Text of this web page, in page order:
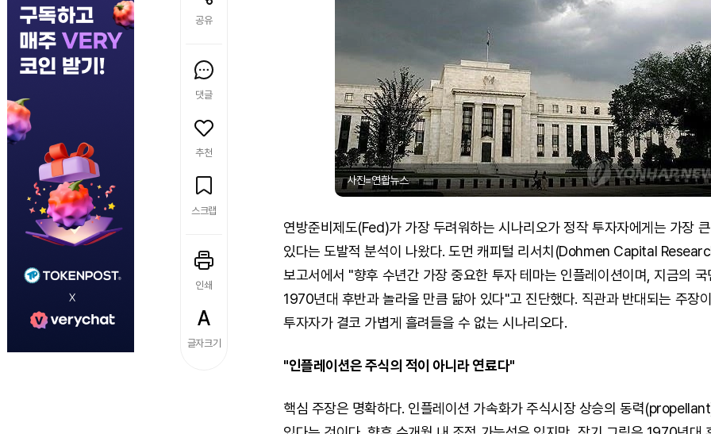
공유
댓글
추천
스크랩
인쇄
글자크기
사진=연합뉴스
연방준비제도(Fed)가 가장 두려워하는 시나리오가 정작 투자자에게는 가장
있다는 도발적 분석이 나왔다. 도먼 캐피털 리서치(Dohmen Capital
보고서에서 "향후 수년간 가장 중요한 투자 테마는 인플레이션이며, 지금의 국
1970년대 후반과 놀라울 만큼 닮아 있다"고 진단했다. 직관과 반대되는 주장
투자자가 결코 가볍게 흘려들을 수 없는 시나리오다.
"인플레이션은 주식의 적이 아니라 연료다"
핵심 주장은 명확하다. 인플레이션 가속화가 주식시장 상승의 동력